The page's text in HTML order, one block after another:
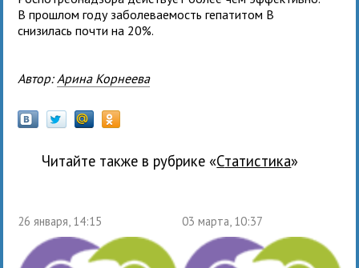
В прошлом году заболеваемость гепатитом B
снизилась почти на 20%.
Автор: Арина Корнеева
Читайте также в рубрике « статистика»
26 января, 14:15 03 марта, 10:37